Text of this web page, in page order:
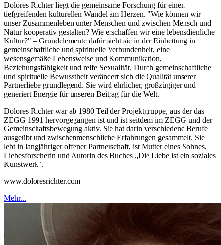
Dolores Richter liegt die gemeinsame Forschung für einen
tiefgreifenden kulturellen Wandel am Herzen. "Wie können wir
unser Zusammenleben unter Menschen und zwischen Mensch und
Natur kooperativ gestalten? Wie erschaffen wir eine lebensdienliche
Kultur?" – Grundelemente dafür sieht sie in der Einbettung in
gemeinschaftliche und spirituelle Verbundenheit, eine
wesensgemäße Lebensweise und Kommunikation,
Beziehungsfähigkeit und reife Sexualität. Durch gemeinschaftliche
und spirituelle Bewusstheit verändert sich die Qualität unserer
Partnerliebe grundlegend. Sie wird ehrlicher, großzügiger und
generiert Energie für unseren Beitrag für die Welt.
Dolores Richter war ab 1980 Teil der Projektgruppe, aus der das
ZEGG 1991 hervorgegangen ist und ist seitdem im ZEGG und der
Gemeinschaftsbewegung aktiv. Sie hat darin verschiedene Berufe
ausgeübt und zwischenmenschliche Erfahrungen gesammelt. Sie
lebt in langjähriger offener Partnerschaft, ist Mutter eines Sohnes,
Liebesforscherin und Autorin des Buches „Die Liebe ist ein soziales
Kunstwerk“.
www.doloresrichter.com
Mehr...